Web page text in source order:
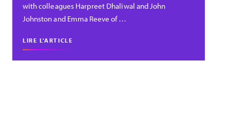
with colleagues Harpreet Dhaliwal and John
Johnston and Emma Reeve of …
LIRE L'ARTICLE